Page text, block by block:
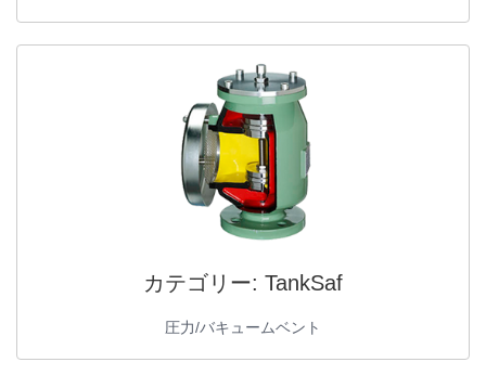
カテゴリー: TankSaf
圧力/バキュームベント